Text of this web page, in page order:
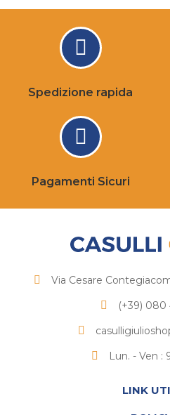
Spedizione rapida
Pagamenti Sicuri
Via Cesare
(+39) 080
Lun. - Ven :
LINK